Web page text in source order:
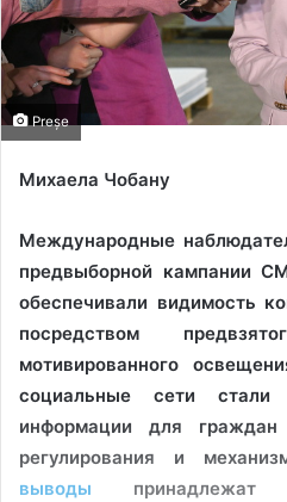
Preșe
Михаeла Чобану
Международные
предвыборной кампании
обеспечивали видимость
посредством
мотивированного
социальные сети стали
информации для граждан
регулирования и
выводы